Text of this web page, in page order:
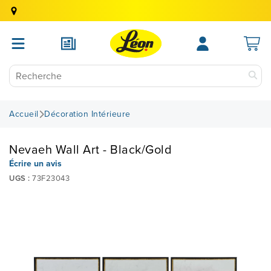
Accueil Décoration Intérieure
Nevaeh Wall Art - Black/Gold
Écrire un avis
UGS : 73F23043